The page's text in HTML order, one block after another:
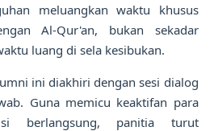
meluangkan waktu khusus
Al-Qur'an, bukan sekadar
luang di sela kesibukan.
ini diakhiri dengan sesi dialog
Guna memicu keaktifan para
berlangsung, panitia turut